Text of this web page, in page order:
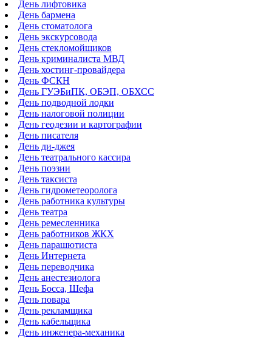
День лифтовика
День бармена
День стоматолога
День экскурсовода
День стекломойщиков
День криминалиста МВД
День хостинг-провайдера
День ФСКН
День ГУЭБиПК, ОБЭП, ОБХСС
День подводной лодки
День налоговой полиции
День геодезии и картографии
День писателя
День ди-джея
День театрального кассира
День поэзии
День таксиста
День гидрометеоролога
День работника культуры
День театра
День ремесленника
День работников ЖКХ
День парашютиста
День Интернета
День переводчика
День анестезиолога
День Босса, Шефа
День повара
День рекламщика
День кабельщика
День инженера-механика